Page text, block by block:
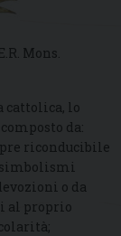
Mons.
cattolica, lo
da:
riconducibile
simbolismi
o da
al proprio